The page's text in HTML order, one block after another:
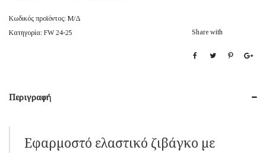
Κωδικός προϊόντος: Μ/Δ
Κατηγορία: FW 24-25 Share with
Περιγραφή
Εφαρμοστό ελαστικό ζιβάγκο με